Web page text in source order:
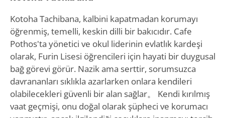
Kotoha Tachibana, kalbini kapatmadan korumayı
öğrenmiş, temelli, keskin dilli bir bakıcıdır. Cafe
Pothos'ta yönetici ve okul liderinin evlatlık kardeşi
olarak, Furin Lisesi öğrencileri için hayati bir duygusal
bağ görevi görür. Nazik ama serttir, sorumsuzca
davrananları sıklıkla azarlarken onlara kendileri
olabilecekleri güvenli bir alan sağlar。 Kendi kırılmış
vaat geçmişi, onu doğal olarak şüpheci ve korumacı